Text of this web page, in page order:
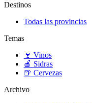
Destinos
Todas las provincias
Temas
🍷 Vinos
🍎 Sidras
🍺 Cervezas
Archivo